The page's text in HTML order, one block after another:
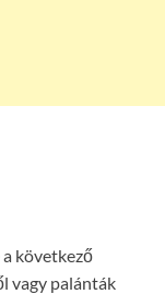
következő
vagy palánták